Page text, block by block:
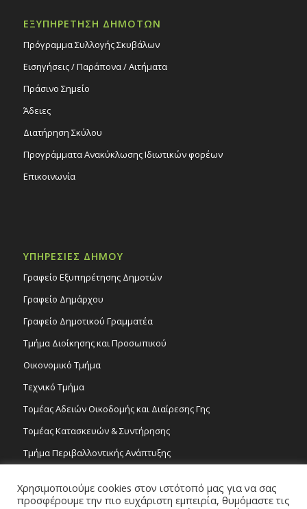
ΕΞΥΠΗΡΕΤΗΣΗ ΔΗΜΟΤΩΝ
Πρόγραμμα Συλλογής Σκυβάλων
Εισηγήσεις / Παράπονα / Αιτήματα
Πράσινο Σημείο
Άδειες
Διατήρηση Σκύλου
Προγράμματα Ανακύκλωσης Ιδιωτικών φορέων
Επικοινωνία
ΥΠΗΡΕΣΙΕΣ ΔΗΜΟΥ
Γραφείο Εξυπηρέτησης Δημοτών
Γραφείο Δημάρχου
Γραφείο Δημοτικού Γραμματέα
Τμήμα Διοίκησης και Προσωπικού
Οικονομικό Τμήμα
Τεχνικό Τμήμα
Τομέας Αδειών Οικοδομής και Διαίρεσης Γης
Τομέας Κατασκευών & Συντήρησης
Τμήμα Περιβαλλοντικής Ανάπτυξης
Τομέας Γραμμάτων και Τεχνών
Χρησιμοποιούμε cookies στον ιστότοπό μας για να σας
προσφέρουμε την πιο ευχάριστη εμπειρία, θυμόμαστε τις